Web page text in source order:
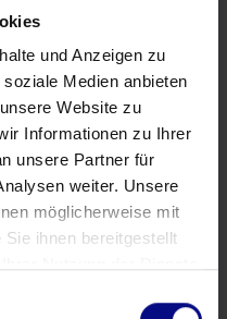
und Anzeigen zu
Medien anbieten
Website zu
Informationen zu Ihrer
unsere Partner für
weiter. Unsere
möglicherweise mit
ihnen bereitgestellt
im
im
process.science können
Prozesse optimieren.
von Abläufen in
Schwachstellen,